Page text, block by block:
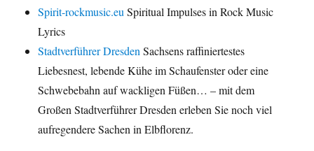
Spirit-rockmusic.eu Spiritual Impulses in Rock Music
Lyrics
Stadtverführer Dresden Sachsens raffiniertestes
Liebesnest, lebende Kühe im Schaufenster oder eine
Schwebebahn auf wackligen Füßen… – mit dem
Großen Stadtverführer Dresden erleben Sie noch viel
aufregendere Sachen in Elbflorenz.